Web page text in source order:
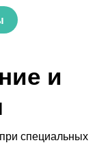
и
специальных